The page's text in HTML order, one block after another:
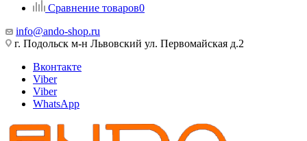
Сравнение товаров0
info@ando-shop.ru
г. Подольск м-н Львовский ул. Первомайская д.2
Вконтакте
Viber
Viber
WhatsApp